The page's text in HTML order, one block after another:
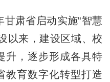
肃省启动实施“智慧
以来，建设区域、校
升，逐步形成各具特
教育数字化转型打造